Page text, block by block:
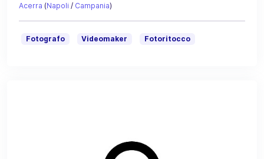
Acerra (Napoli / Campania)
Fotografo Videomaker Fotoritocco